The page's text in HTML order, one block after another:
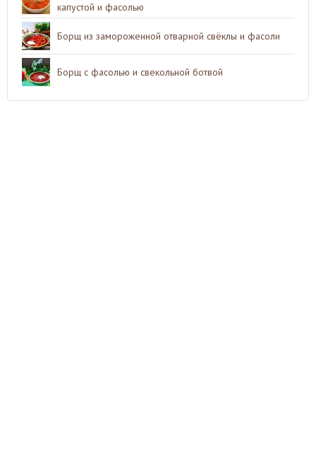
капустой и фасолью
Борщ из замороженной отварной свёклы и фасоли
Борщ с фасолью и свекольной ботвой